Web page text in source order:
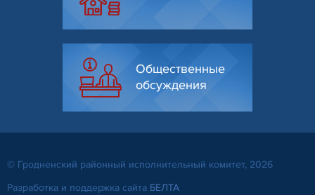
Общественные
обсуждения
© Гродненский районный исполнительный комитет, 2026
Разработка и поддержка сайта БЕЛТА